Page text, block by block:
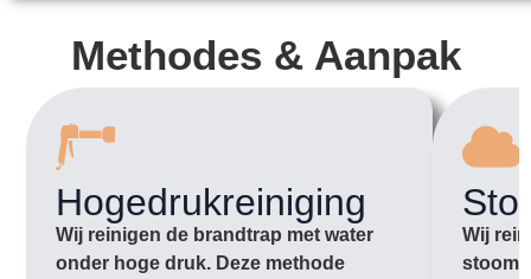
Methodes & Aanpak
Hogedrukreiniging
Wij reinigen de brandtrap met water
onder hoge druk. Deze methode
Wij
stoom